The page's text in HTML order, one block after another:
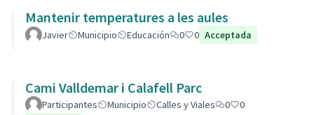
Mantenir temperatures a les aules
Javier Municipio Educación 0 0 Acceptada
Cami Valldemar i Calafell Parc
Participantes Municipio Calles y Viales 0
0